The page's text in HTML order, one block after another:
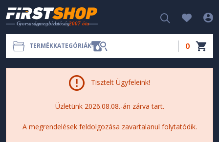
TERMÉKKATEGÓRIÁK 0
Tisztelt Ügyfeleink!
Üzletünk 2026.08.08.-án zárva tart.
A megrendelések feldolgozása zavartalanul folytatódik.